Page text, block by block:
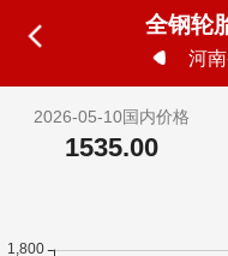
全钢轮
河
2026-05-10国内价格
1535.00